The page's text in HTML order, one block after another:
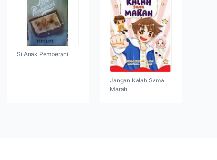
Si Anak Pemberani
Jangan Kalah Sama
Marah